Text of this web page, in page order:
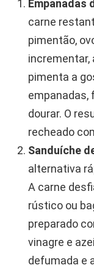
Empanadas
carne
pimentão,
incrementar,
pimenta a
empanadas,
dourar. O
recheado
Sanduíche
alternativa
A carne
rústico ou
preparado
vinagre e
defumada e